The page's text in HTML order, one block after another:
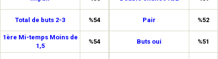
Total de buts 2-3 %54
1ère Mi-temps Moins de
1,5
%54
Pair %52
Buts oui %51